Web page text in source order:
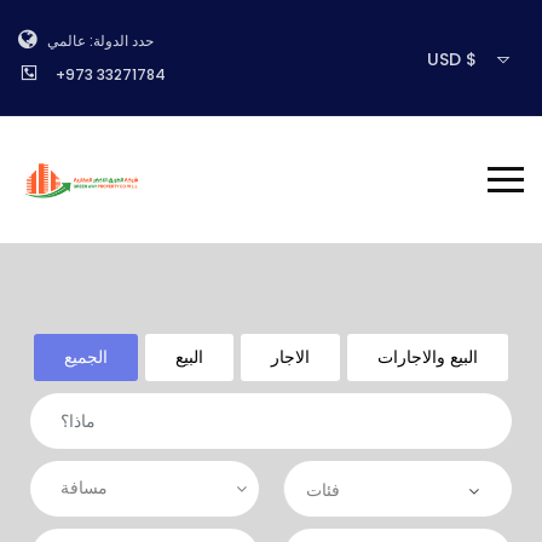
حدد الدولة: عالمي
+973 33271784
USD $
مسافة فئات
الجميع البيع الاجار البيع والاجارات